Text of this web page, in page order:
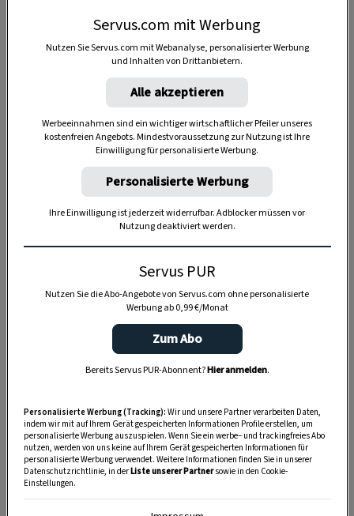
3:30 Stunden
Anzeige
Servus.com mit Werbung
Nutzen Sie Servus.com mit Webanalyse, personalisierter Werbung
und Inhalten von Drittanbietern.
Alle akzeptieren
Werbeeinnahmen sind ein wichtiger wirtschaftlicher Pfeiler unseres
kostenfreien Angebots. Mindestvoraussetzung zur Nutzung ist Ihre
Einwilligung für personalisierte Werbung.
Personalisierte Werbung
Ihre Einwilligung ist jederzeit widerrufbar. Adblocker müssen vor
Nutzung deaktiviert werden.
Servus PUR
Nutzen Sie die Abo-Angebote von Servus.com ohne personalisierte
Werbung ab 0,99 €/Monat
Zum Abo
Bereits Servus PUR-Abonnent?Hier anmelden.
Personalisierte Werbung (Tracking): Wir und unsere Partner verarbeiten Daten,
indem wir mit auf Ihrem Gerät gespeicherten Informationen Profile erstellen, um
personalisierte Werbung auszuspielen. Wenn Sie ein werbe– und trackingfreies Abo
nutzen, werden von uns keine auf Ihrem Gerät gespeicherten Informationen für
personalisierte Werbung verwendet. Weitere Informationen finden Sie in unserer
Datenschutzrichtlinie, in derListe unserer Partnersowie in den Cookie-
Einstellungen.